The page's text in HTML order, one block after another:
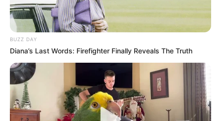
Puntos de vacunación
contra el covid-19 para
este 24 de febrero en
Bogotá
PUNTOS DE VACUNACIÓN
Puntos de vacunación
contra el covid-19 para
este 23 de febrero en
Bogotá
BUZZ DAY
Diana’s Last Words: Firefighter Finally Reveals The Truth